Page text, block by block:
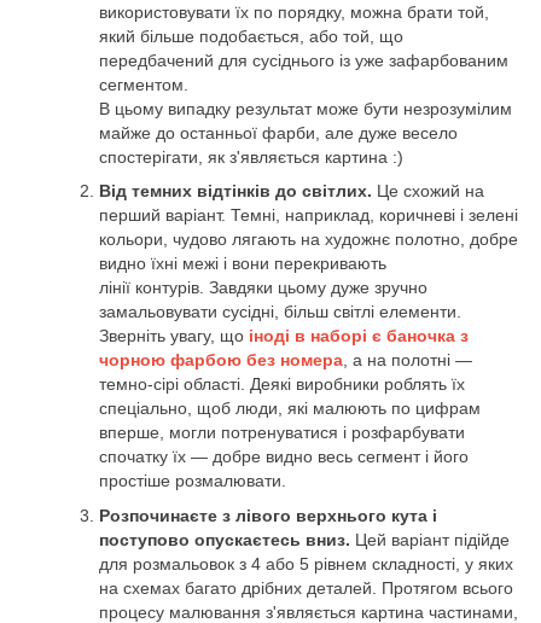
використовувати їх по порядку, можна брати той,
який більше подобається, або той, що
передбачений для сусіднього із уже зафарбованим
сегментом.
В цьому випадку результат може бути незрозумілим
майже до останньої фарби, але дуже весело
спостерігати, як з'являється картина :)
Від темних відтінків до світлих. Це схожий на
перший варіант. Темні, наприклад, коричневі і зелені
кольори, чудово лягають на художнє полотно, добре
видно їхні межі і вони перекривають
лінії контурів. Завдяки цьому дуже зручно
замальовувати сусідні, більш світлі елементи.
Зверніть увагу, що іноді в наборі є баночка з
чорною фарбою без номера , а на полотні —
темно-сірі області. Деякі виробники роблять їх
спеціально, щоб люди, які малюють по цифрам
вперше, могли потренуватися і розфарбувати
спочатку їх — добре видно весь сегмент і його
простіше розмалювати.
Розпочинаєте з лівого верхнього кута і
поступово опускаєтесь вниз. Цей варіант підійде
для розмальовок з 4 або 5 рівнем складності, у яких
на схемах багато дрібних деталей. Протягом всього
процесу малювання з'являється картина частинами,